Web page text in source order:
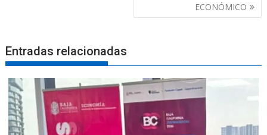
ECONÓMICO
Entradas relacionadas